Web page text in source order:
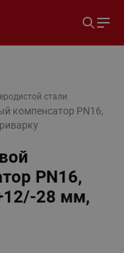
стали
компенсатор PN16,
PN16,
28 мм,